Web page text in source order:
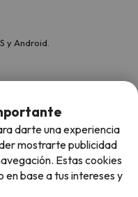
y Android.
darte una experiencia
mostrarte publicidad
Estas cookies
en base a tus intereses y